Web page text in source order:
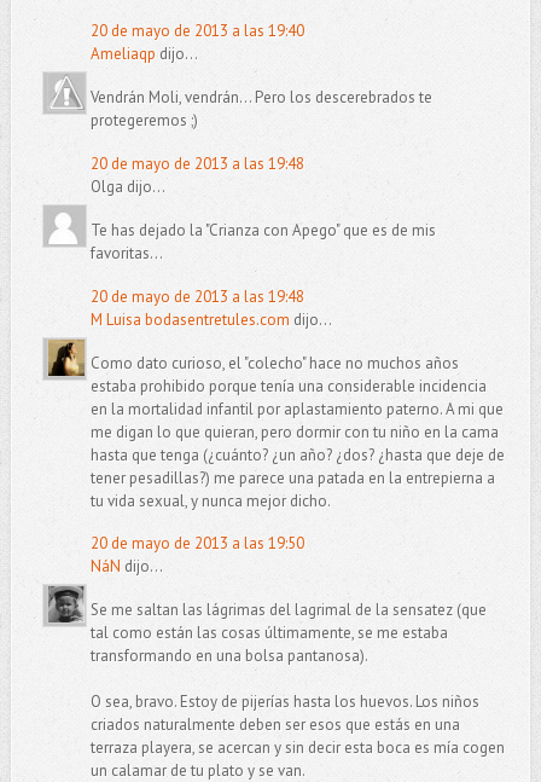
20 de mayo de 2013 a las 19:40
Ameliaqp dijo...
Vendrán Moli, vendrán... Pero los descerebrados te
protegeremos ;)
20 de mayo de 2013 a las 19:48
Olga dijo...
Te has dejado la "Crianza con Apego" que es de mis
favoritas...
20 de mayo de 2013 a las 19:48
M Luisa bodasentretules.com dijo...
Como dato curioso, el "colecho" hace no muchos años
estaba prohibido porque tenía una considerable incidencia
en la mortalidad infantil por aplastamiento paterno. A mi que
me digan lo que quieran, pero dormir con tu niño en la cama
hasta que tenga (¿cuánto? ¿un año? ¿dos? ¿hasta que deje de
tener pesadillas?) me parece una patada en la entrepierna a
tu vida sexual, y nunca mejor dicho.
20 de mayo de 2013 a las 19:50
NáN dijo...
Se me saltan las lágrimas del lagrimal de la sensatez (que
tal como están las cosas últimamente, se me estaba
transformando en una bolsa pantanosa).
O sea, bravo. Estoy de pijerías hasta los huevos. Los niños
criados naturalmente deben ser esos que estás en una
terraza playera, se acercan y sin decir esta boca es mía cogen
un calamar de tu plato y se van.